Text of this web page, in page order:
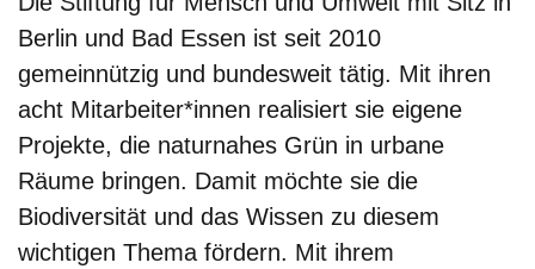
Berlin und Bad Essen ist seit 2010
gemeinnützig und bundesweit tätig. Mit ihren
acht Mitarbeiter*innen realisiert sie eigene
Projekte, die naturnahes Grün in urbane
Räume bringen. Damit möchte sie die
Biodiver­sität und das Wissen zu diesem
wichtigen Thema fördern. Mit ihrem